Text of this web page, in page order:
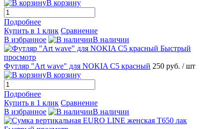
В корзину
Подробнее
Купить в 1 клик Сравнение
В избранное
В наличии
Быстрый
просмотр
Футляр "Art wave" для NOKIA C5 красный 250 руб. / шт
В корзину
Подробнее
Купить в 1 клик Сравнение
В избранное
В наличии